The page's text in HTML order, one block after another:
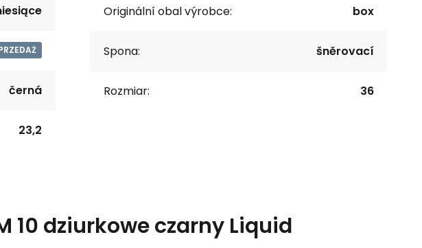
černá
23,2
Originální obal výrobce: box
Spona: šněrovací
Rozmiar: 36
10 dziurkowe czarny Liquid